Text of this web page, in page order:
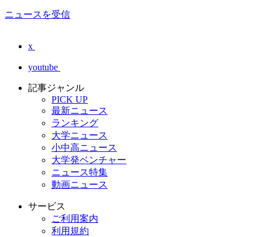
ニュースを受信
x
youtube
記事ジャンル
PICK UP
最新ニュース
ランキング
大学ニュース
小中高ニュース
大学発ベンチャー
ニュース特集
動画ニュース
サービス
ご利用案内
利用規約